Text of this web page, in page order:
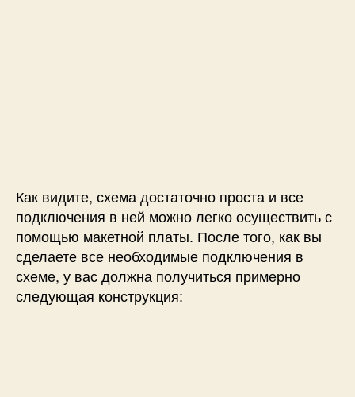
Как видите, схема достаточно проста и все
подключения в ней можно легко осуществить с
помощью макетной платы. После того, как вы
сделаете все необходимые подключения в
схеме, у вас должна получиться примерно
следующая конструкция: